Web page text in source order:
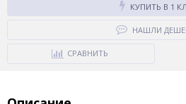
КУПИТЬ В 1
НАШЛИ
СРАВНИТЬ